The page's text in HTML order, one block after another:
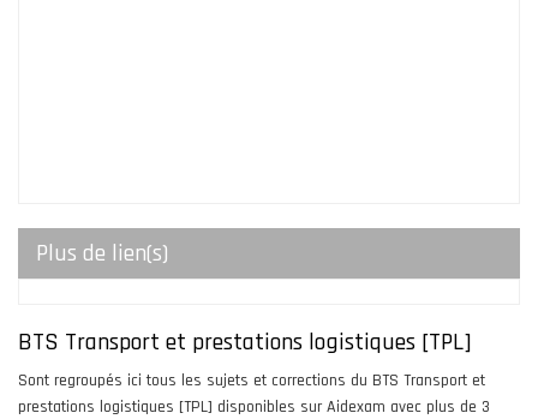
Plus de lien(s)
BTS Transport et prestations logistiques [TPL]
Sont regroupés ici tous les sujets et corrections du BTS Transport et
prestations logistiques [TPL] disponibles sur Aidexam avec plus de 3